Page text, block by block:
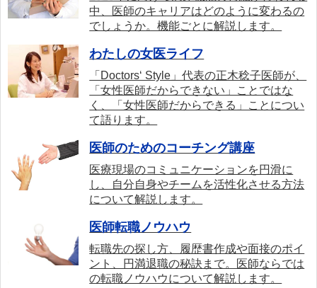
中、医師のキャリアはどのように変わるの
でしょうか。機能ごとに解説します。
わたしの女医ライフ
「Doctors‘ Style」代表の正木稔子医師が、
「女性医師だからできない」ことではな
く、「女性医師だからできる」ことについ
て語ります。
医師のためのコーチング講座
医療現場のコミュニケーションを円滑に
し、自分自身やチームを活性化させる方法
について解説します。
医師転職ノウハウ
転職先の探し方、履歴書作成や面接のポイ
ント、円満退職の秘訣まで。医師ならでは
の転職ノウハウについて解説します。